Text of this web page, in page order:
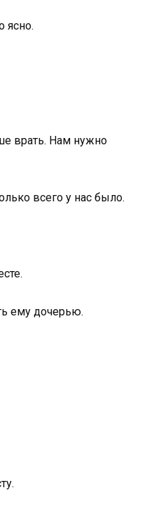
ясно.
врать. Нам нужно
всего у нас было.
ему дочерью.